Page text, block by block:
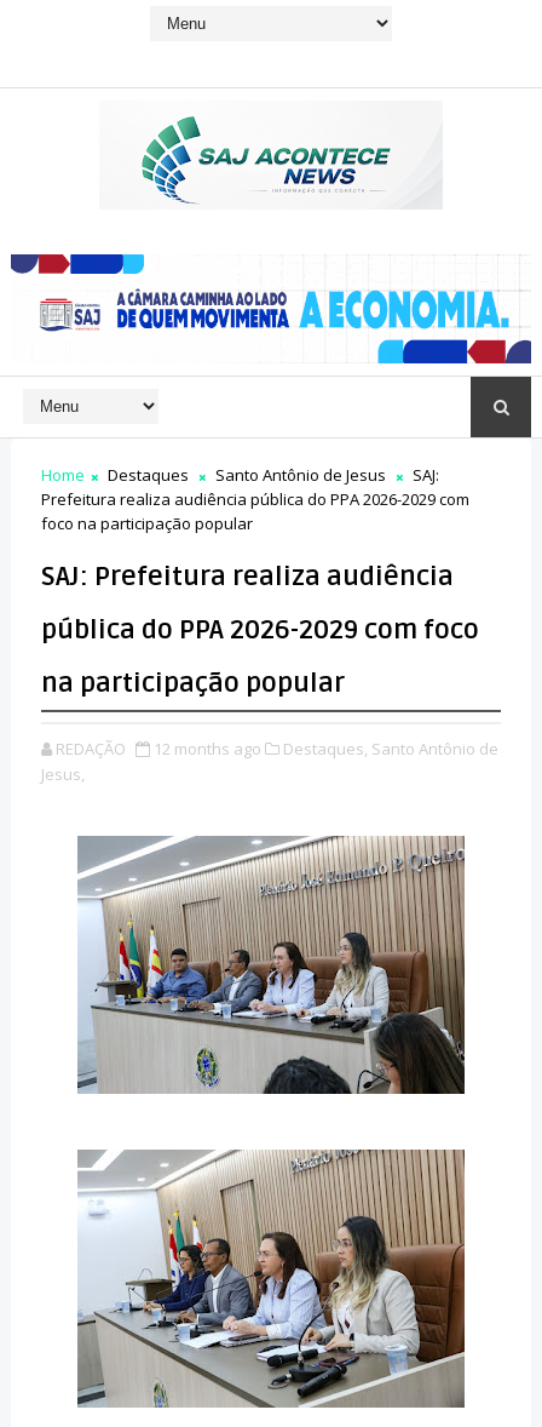
Home Destaques Santo Antônio de Jesus
SAJ:
Prefeitura realiza audiência pública do PPA 2026-2029 com
foco na participação popular
SAJ: Prefeitura realiza audiência
pública do PPA 2026-2029 com foco
na participação popular
REDAÇÃO 12 months ago Destaques, Santo Antônio de
Jesus,